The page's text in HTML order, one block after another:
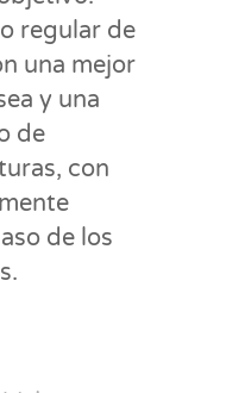
regular de
una mejor
y una
de
con
de los